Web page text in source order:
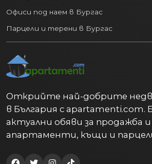
Офиси под наем в Бургас
Парцели и терени в Бургас
Открийте най-добрите
в България с apartamenti.com.
актуални обяви за продажба
апартаменти, къщи и